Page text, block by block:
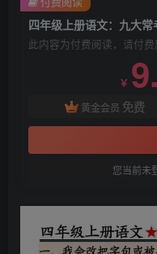
四年级上册语文：九大
此内容为付费阅读，请付
￥
黄金会员 免费
您当前未